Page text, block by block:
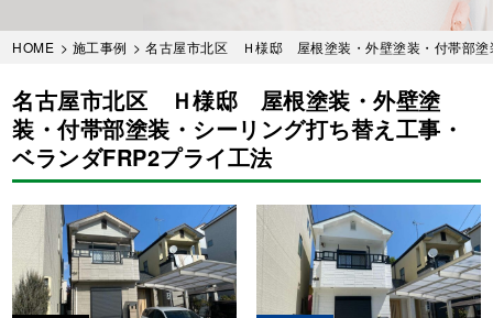
HOME > 施工事例 >名古屋市北区 Ｈ様邸 屋根塗装・外壁塗装・付帯部
名古屋市北区 Ｈ様邸 屋根塗装・外壁塗
装・付帯部塗装・シーリング打ち替え工事・
ベランダFRP2プライ工法